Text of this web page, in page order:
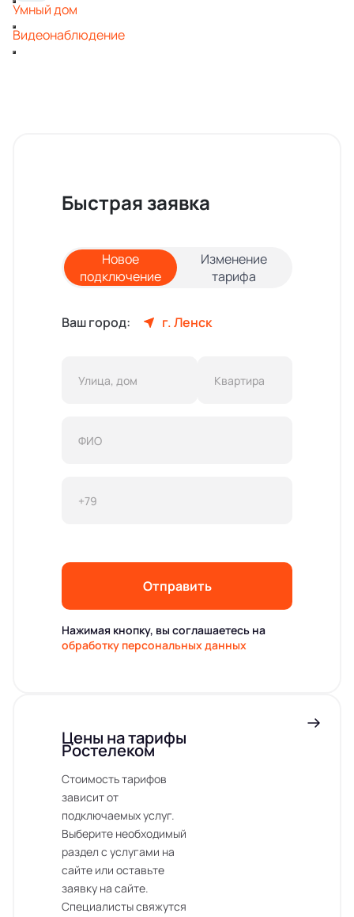
Умный дом
Видеонаблюдение
Быстрая заявка
Новое
подключение
Изменение
тарифа
Ваш город: г. Ленск
Отправить
Нажимая кнопку, вы соглашаетесь на
обработку персональных данных
Цены на тарифы
Ростелеком
Стоимость тарифов
зависит от
подключаемых услуг.
Выберите необходимый
раздел с услугами на
сайте или оставьте
заявку на сайте.
Специалисты свяжутся